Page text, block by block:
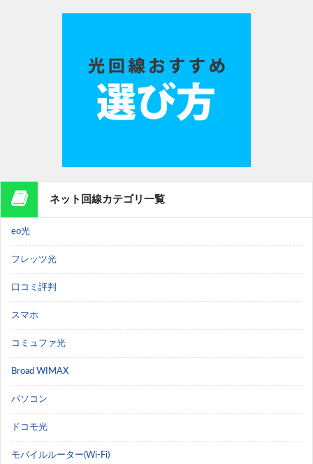
ネット回線カテゴリ一覧
eo光
フレッツ光
口コミ評判
スマホ
コミュファ光
Broad WIMAX
パソコン
ドコモ光
モバイルルーター(Wi-Fi)